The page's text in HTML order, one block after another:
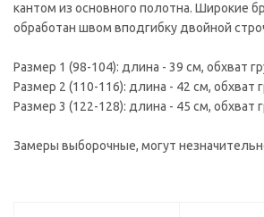
кантом из основного полотна. Широкие
обработан швом вподгибку двойной
Размер 1 (98-104): длина - 39 см, обхват
Размер 2 (110-116): длина - 42 см, обхват
Размер 3 (122-128): длина - 45 см, обхват
Замеры выборочные, могут